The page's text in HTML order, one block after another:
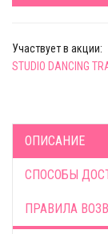
Участвует в акции:
STUDIO DANCING
ОПИСАНИЕ
СПОСОБЫ
ПРАВИЛА